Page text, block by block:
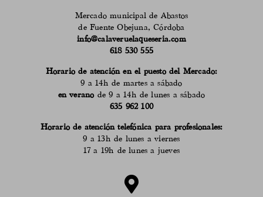
Mercado municipal de Abastos
de Fuente Obejuna, Córdoba
info@calaveruelaqueseria.com
618 530 555
Horario de atención en el puesto del Mercado:
9 a 14h de martes a sábado
en veranode 9 a 14h de lunes a sábado
635 962 100
Horario de atención telefónica para profesionales:
9 a 13h de lunes a viernes
17 a 19h de lunes a jueves